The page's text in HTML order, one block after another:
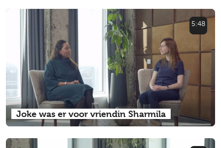
5:48
Joke was er voor vriendin Sharmila